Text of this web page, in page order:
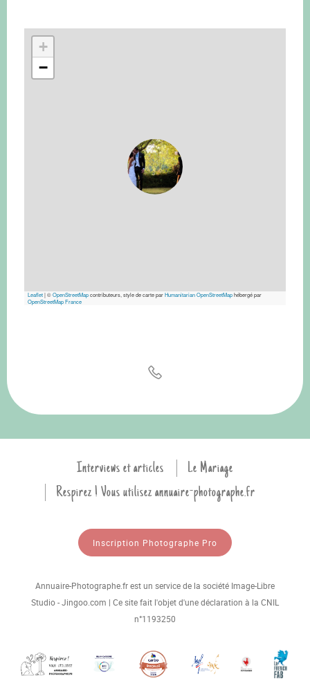
+
−
Leaflet|©OpenStreetMapcontributeurs, style de carte parHumanitarian OpenStreetMaphébergé par
OpenStreetMap France
Interviews et articles
Le Mariage
Respirez ! Vous utilisez annuaire-photographe.fr
Inscription Photographe Pro
Annuaire-Photographe.fr est un service de la société Image-Libre
Studio - Jingoo.com | Ce site fait l'objet d'une déclaration à la CNIL
n°1193250